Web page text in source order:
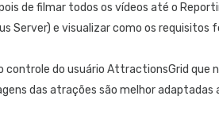
de filmar todos os vídeos até o
Server) e visualizar como os requisitos
controle do usuário AttractionsGrid que
das atrações são melhor